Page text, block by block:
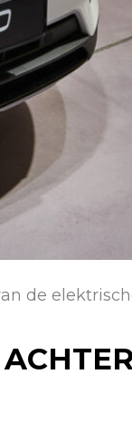
de